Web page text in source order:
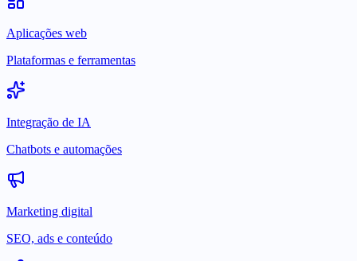
Aplicações web
Plataformas e ferramentas
Integração de IA
Chatbots e automações
Marketing digital
SEO, ads e conteúdo